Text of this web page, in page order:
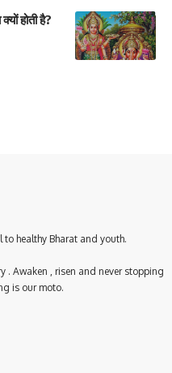
होती है?
healthy Bharat and youth.
. Awaken , risen and never stopping
is our moto.